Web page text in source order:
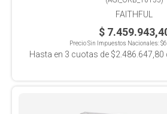
FAITHFUL
$
Precio Sin Impuestos Nacionales:
Hasta en 3 cuotas de $2.486.647,80